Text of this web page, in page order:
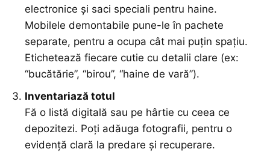
electronice și saci speciali pentru haine.
Mobilele demontabile pune-le în pachete
separate, pentru a ocupa cât mai puțin spațiu.
Etichetează fiecare cutie cu detalii clare (ex:
“bucătărie”, “birou”, “haine de vară”).
Inventariază totul
Fă o listă digitală sau pe hârtie cu ceea ce
depozitezi. Poți adăuga fotografii, pentru o
evidență clară la predare și recuperare.